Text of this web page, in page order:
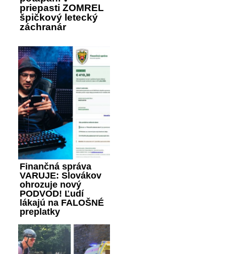
priepasti ZOMREL
špičkový letecký
záchranár
Finančná správa
VARUJE: Slovákov
ohrozuje nový
PODVOD! Ľudí
lákajú na FALOŠNÉ
preplatky